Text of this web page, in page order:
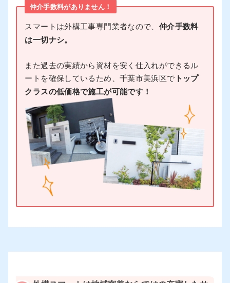
仲介手数料がありません！
スマートは外構工事専門業者なので、 仲介手数料
は一切ナシ。
また過去の実績から資材を安く仕入れができるル
ートを確保しているため、千葉市美浜区で トップ
クラスの低価格で施工が可能です！